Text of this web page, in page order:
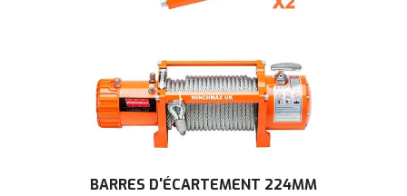
BARRES D'ÉCARTEMENT 224MM